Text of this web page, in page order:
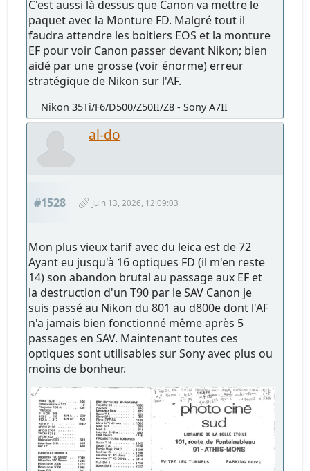
C'est aussi là dessus que Canon va mettre le
paquet avec la Monture FD. Malgré tout il
faudra attendre les boitiers EOS et la monture
EF pour voir Canon passer devant Nikon; bien
aidé par une grosse (voir énorme) erreur
stratégique de Nikon sur l'AF.
Nikon 35Ti/F6/D500/Z50II/Z8 - Sony A7II
al-do
#1528 Juin 13, 2026, 12:09:03
Mon plus vieux tarif avec du leica est de 72
Ayant eu jusqu'à 16 optiques FD (il m'en reste
14) son abandon brutal au passage aux EF et
la destruction d'un T90 par le SAV Canon je
suis passé au Nikon du 801 au d800e dont l'AF
n'a jamais bien fonctionné même après 5
passages en SAV. Maintenant toutes ces
optiques sont utilisables sur Sony avec plus ou
moins de bonheur.